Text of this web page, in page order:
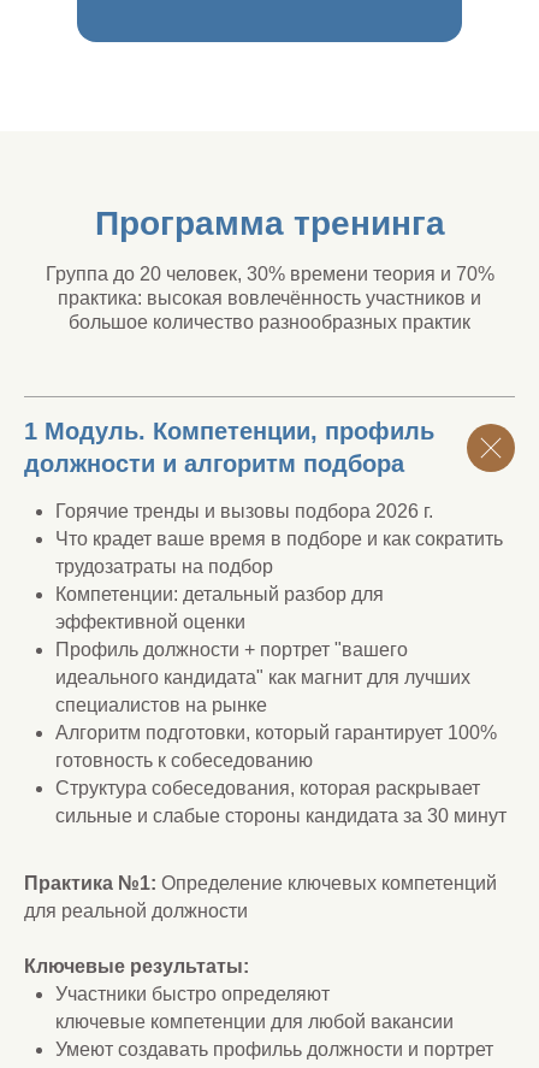
Программа тренинга
Группа до 20 человек, 30% времени теория и 70%
практика: высокая вовлечённость участников и
большое количество разнообразных практик
1 Модуль. Компетенции, профиль
должности и алгоритм подбора
Горячие тренды и вызовы подбора 2026 г.
Что крадет ваше время в подборе и как сократить
трудозатраты на подбор
Компетенции: детальный разбор для
эффективной оценки
Профиль должности + портрет "вашего
идеального кандидата" как магнит для лучших
специалистов на рынке
Алгоритм подготовки, который гарантирует 100%
готовность к собеседованию
Структура собеседования, которая раскрывает
сильные и слабые стороны кандидата за 30 минут
Практика №1: Определение ключевых компетенций
для реальной должности
Ключевые результаты:
Участники быстро определяют
ключевые компетенции для любой вакансии
Умеют создавать профильь должности и портрет